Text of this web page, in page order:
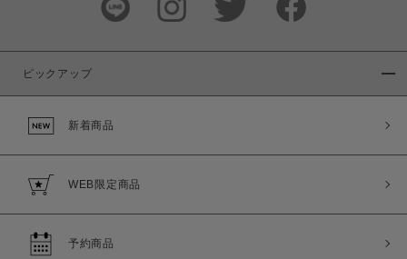
ピックアップ
新着商品
WEB限定商品
予約商品